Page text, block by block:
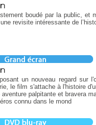
boudé par la public, et
revisite intéressante de
un nouveau regard sur
le film s'attache à l'histoire
aventure palpitante et bravera
connu dans le mond